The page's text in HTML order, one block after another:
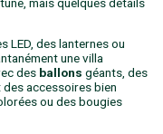
LED, des lanternes ou
une villa
des ballons géants, des
accessoires bien
ou des bougies